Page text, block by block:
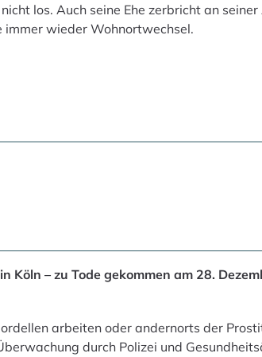
los. Auch seine Ehe zerbricht an
wieder Wohnortwechsel.
Köln – zu Tode gekommen am 28.
arbeiten oder andernorts der
durch Polizei und